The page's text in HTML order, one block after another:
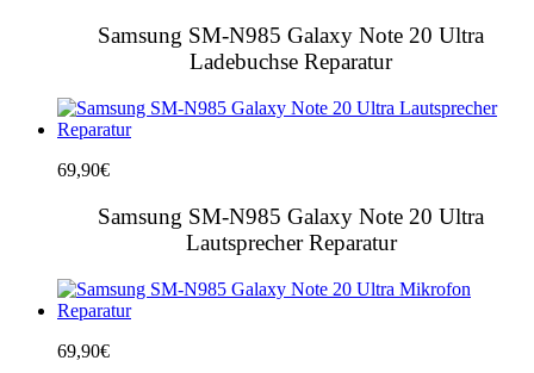
Samsung SM-N985 Galaxy Note 20 Ultra
Ladebuchse Reparatur
69,90€
Samsung SM-N985 Galaxy Note 20 Ultra
Lautsprecher Reparatur
69,90€